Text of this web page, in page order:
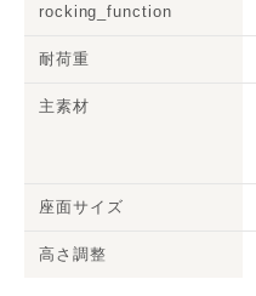
rocking_function
耐荷重
主素材
座面サイズ
高さ調整